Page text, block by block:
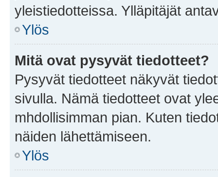
yleistiedotteissa. Ylläpitäjät
Ylös
Mitä ovat pysyvät tiedotteet?
Pysyvät tiedotteet näkyvät
sivulla. Nämä tiedotteet ovat
mhdollisimman pian. Kuten
näiden lähettämiseen.
Ylös